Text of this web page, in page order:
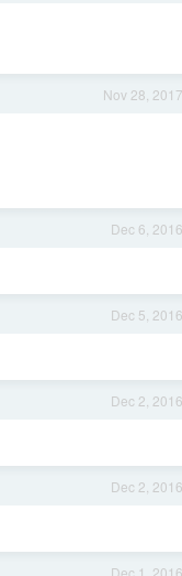
Nov 28, 2017
Dec 6, 2016
Dec 5, 2016
Dec 2, 2016
Dec 2, 2016
Dec 1, 2016